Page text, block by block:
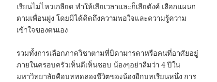
เรียนไม่ไหวเกลียด ทำให้เสียเวลาและก็เสียตังค์ เลือกแผนก
ตามเพื่อนฝูง โดยมิได้คิดถึงความพอใจและความรู้ความ
เข้าใจของตนเอง
รวมทั้งการเลือกภาควิชาตามที่บิดามารดาหรือคนที่อาศัยอยู่
ภายในครอบครัวเห็นดีเห็นชอบ น้องๆอย่าลืมว่า 4 ปีใน
มหาวิทยาลัยคือบททดลองชีวิตของน้องอีกบทเรียนหนึ่ง การ